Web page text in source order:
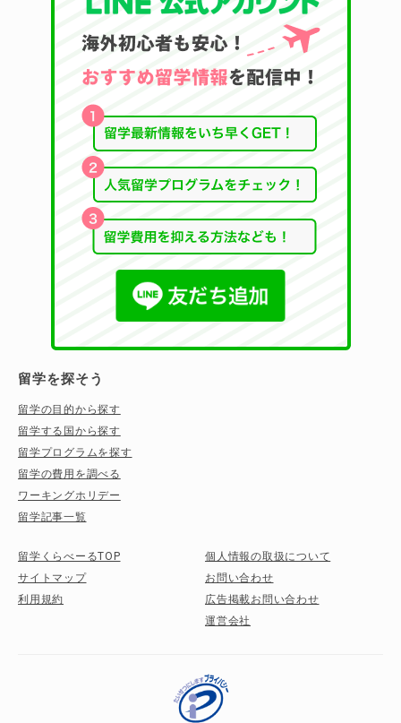
留学を探そう
留学の目的から探す
留学する国から探す
留学プログラムを探す
留学の費用を調べる
ワーキングホリデー
留学記事一覧
留学くらべーるTOP
サイトマップ
利用規約
個人情報の取扱について
お問い合わせ
広告掲載お問い合わせ
運営会社